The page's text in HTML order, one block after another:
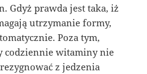
Gdyż prawda jest taka, iż
utrzymanie formy,
Poza tym,
codziennie witaminy nie
z jedzenia